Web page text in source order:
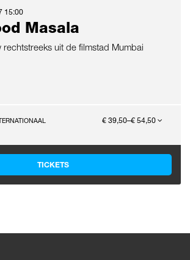
Masala
rechtstreeks uit de filmstad Mumbai
15:00
€ 39,50–€ 54,50
TICKETS